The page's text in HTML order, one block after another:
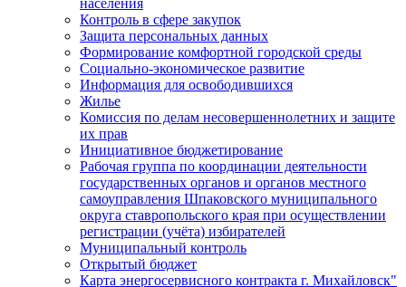
населения
Контроль в сфере закупок
Защита персональных данных
Формирование комфортной городской среды
Социально-экономическое развитие
Информация для освободившихся
Жилье
Комиссия по делам несовершеннолетних и защите
их прав
Инициативное бюджетирование
Рабочая группа по координации деятельности
государственных органов и органов местного
самоуправления Шпаковского муниципального
округа ставропольского края при осуществлении
регистрации (учёта) избирателей
Муниципальный контроль
Открытый бюджет
Карта энергосервисного контракта г. Михайловск"